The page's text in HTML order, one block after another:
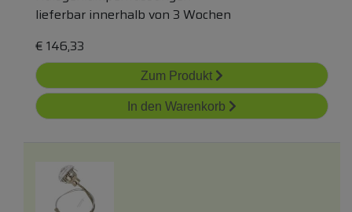
lieferbar innerhalb von 3 Wochen
€ 146,33
Zum Produkt
In den Warenkorb